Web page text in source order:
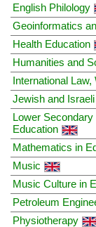
English Philology
Geoinformatics
Health Education
Humanities and
International
Jewish and
Lower Secondary
Education
Mathematics in
Music
Music Culture in
Petroleum
Physiotherapy